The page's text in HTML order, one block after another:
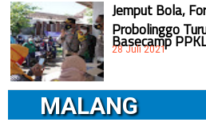
Jemput Bola,
Probolinggo
Basecamp
28 Juli 2021
MALANG